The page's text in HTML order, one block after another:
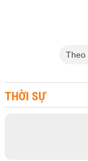
Theo
THỜI SỰ